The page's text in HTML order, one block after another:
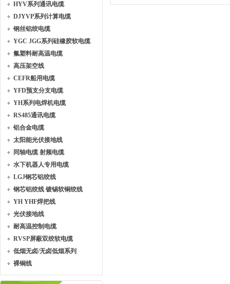
HYV系列通讯电缆
DJYVP系列计算电缆
钢丝铝绞电缆
YGC JGG系列硅橡胶软电缆
氟塑料耐高温电缆
高压架空线
CEFR船用电缆
YFD预支分支电缆
YH系列电焊机电缆
RS485通讯电缆
铝合金电缆
太阳能光伏接地线
同轴电缆 射频电缆
水下机器人专用电缆
LGJ钢芯铝绞线
钢芯铝绞线 镀锡软铜绞线
YH YHF焊把线
光伏接地线
耐高温控制电缆
RVSP屏蔽双绞软电缆
低烟无卤/无卤低烟系列
裸铜线